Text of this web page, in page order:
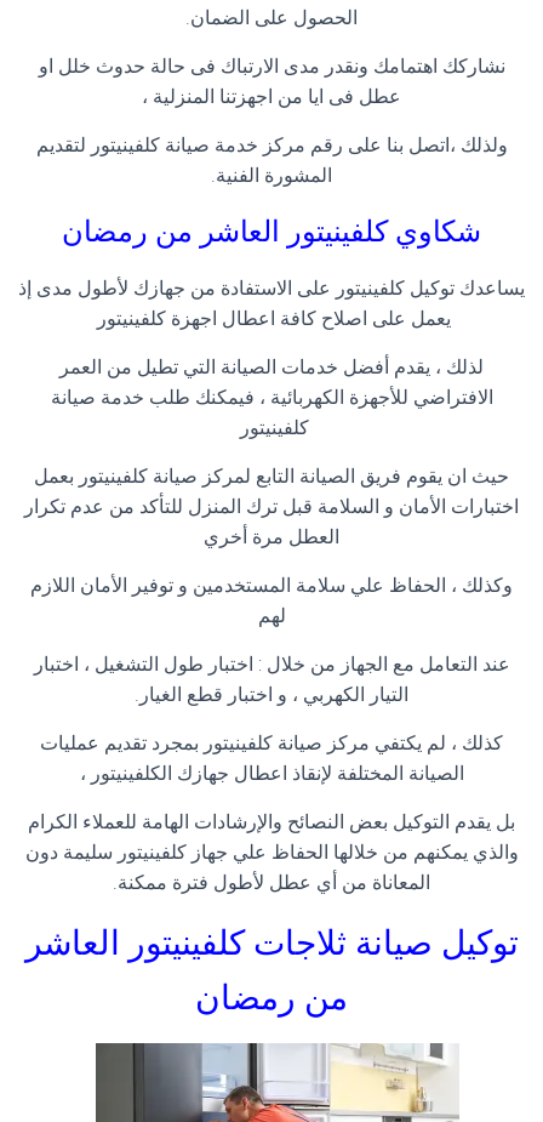
الحصول على الضمان.
نشاركك اهتمامك ونقدر مدى الارتباك فى حالة حدوث خلل او
عطل فى ايا من اجهزتنا المنزلية ،
ولذلك ،اتصل بنا على رقم مركز خدمة صيانة كلفينيتور لتقديم
المشورة الفنية.
شكاوي كلفينيتور العاشر من رمضان
يساعدك توكيل كلفينيتور على الاستفادة من جهازك لأطول مدى إذ
يعمل على اصلاح كافة اعطال اجهزة كلفينيتور
لذلك ، يقدم أفضل خدمات الصيانة التي تطيل من العمر
الافتراضي للأجهزة الكهربائية ، فيمكنك طلب خدمة صيانة
كلفينيتور
حيث ان يقوم فريق الصيانة التابع لمركز صيانة كلفينيتور بعمل
اختبارات الأمان و السلامة قبل ترك المنزل للتأكد من عدم تكرار
العطل مرة أخري
وكذلك ، الحفاظ علي سلامة المستخدمين و توفير الأمان اللازم
لهم
عند التعامل مع الجهاز من خلال : اختبار طول التشغيل ، اختبار
التيار الكهربي ، و اختبار قطع الغيار .
كذلك ، لم يكتفي مركز صيانة كلفينيتور بمجرد تقديم عمليات
الصيانة المختلفة لإنقاذ اعطال جهازك الكلفينيتور ،
بل يقدم التوكيل بعض النصائح والإرشادات الهامة للعملاء الكرام
والذي يمكنهم من خلالها الحفاظ علي جهاز كلفينيتور سليمة دون
المعاناة من أي عطل لأطول فترة ممكنة.
توكيل صيانة ثلاجات كلفينيتور العاشر
من رمضان